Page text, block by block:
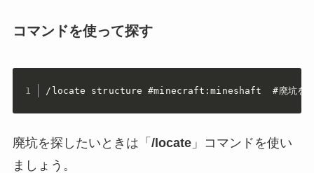
コマンドを使って探す
/locate structure #minecraft:mineshaft  #廃坑を探
廃坑を探したいときは「 /locate」コマンドを使い
ましょう。